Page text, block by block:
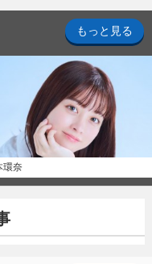
もっと見る
環奈